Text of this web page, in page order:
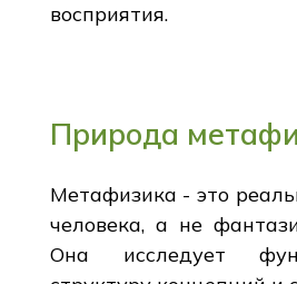
восприятия.
Природа
Метафизика - это
человека, а не
Она исследует